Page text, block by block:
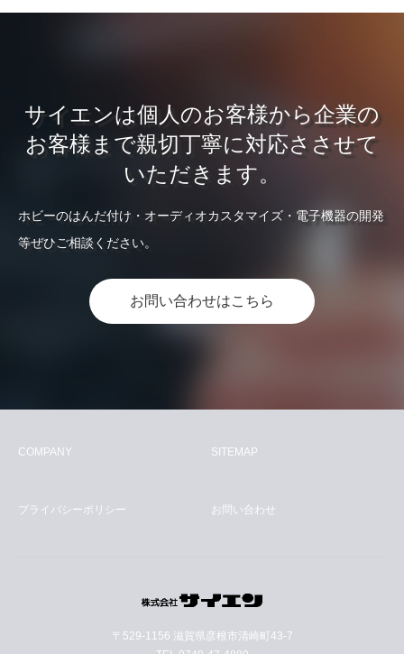
サイエンは個人のお客様から企業の
お客様まで親切丁寧に対応ささせて
いただきます。
ホビーのはんだ付け・オーディオカスタマイズ・電子機器の開発
等ぜひご相談ください。
お問い合わせはこちら
COMPANY SITEMAP
プライバシーポリシー お問い合わせ
〒529-1156 滋賀県彦根市清崎町43-7